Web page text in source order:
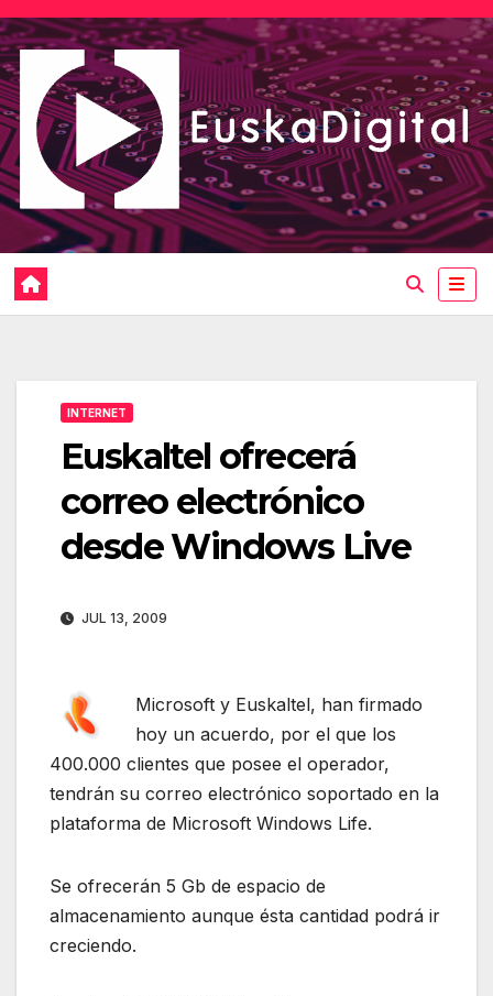
Saltar
al
contenido
INTERNET
Euskaltel ofrecerá
correo electrónico
desde Windows Live
JUL 13, 2009
Microsoft y Euskaltel, han firmado
hoy un acuerdo, por el que los
400.000 clientes que posee el operador,
tendrán su correo electrónico soportado en la
plataforma de Microsoft Windows Life.
Se ofrecerán 5 Gb de espacio de
almacenamiento aunque ésta cantidad podrá ir
creciendo.